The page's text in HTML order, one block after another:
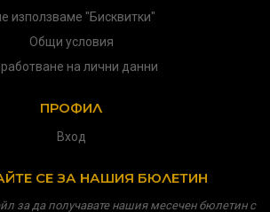
използваме "Бисквитки"
Общи условия
на лични данни
ПРОФИЛ
Вход
СЕ ЗА НАШИЯ БЮЛЕТИН
за да получавате нашия месечен бюлетин с